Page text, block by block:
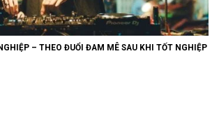
– THEO ĐUỔI ĐAM MÊ SAU KHI TỐT NGHIỆP